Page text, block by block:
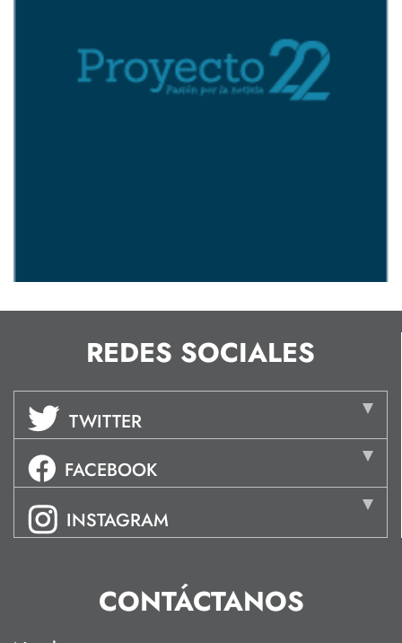
REDES SOCIALES
TWITTER
FACEBOOK
INSTAGRAM
CONTÁCTANOS